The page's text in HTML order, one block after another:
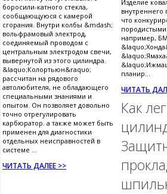
боросили-катного стекла,
сообщающуюся с камерой
сгорания. Внутри колбы &mdash;
вольфрамовый электрод,
соединяемый проводом с
центральным электродом свечи,
вывернутой из этого цилиндра.
&laquo;Колортьюн&raquo;
рассчитан на рядового
автолюбителя, не обладающего
специальными знаниями и
опытом. Он позволяет довольно
точно отрегулировать
карбюратор. а также может быть
применен для диагностики
отдельных неисправностей в
системе ...
ЧИТАТЬ ДАЛЕЕ >>
Изделие
внутреннего
что
породистыми
например,
планир...
ЧИТАТЬ
Как